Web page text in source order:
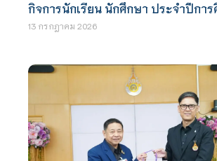
กิจการนักเรียน นักศึกษา ประจำปีกา
13 กรกฎาคม 2026